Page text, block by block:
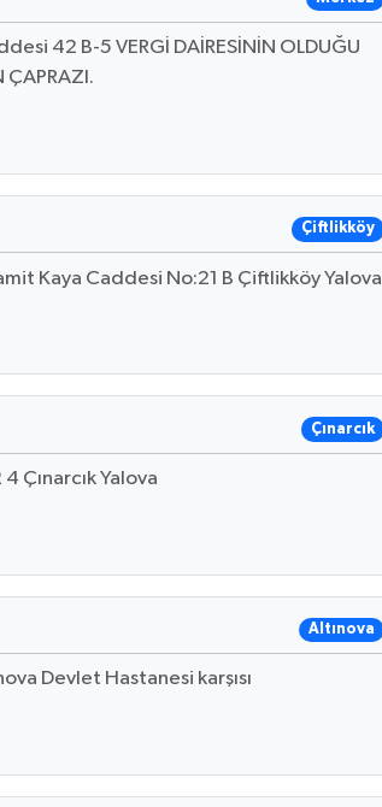
42 B-5 VERGİ DAİRESİNİN OLDUĞU
ÇAPRAZI.
Çiftlikköy
Kaya Caddesi No:21 B Çiftlikköy Yalova
Çınarcık
Çınarcık Yalova
Altınova
Devlet Hastanesi karşısı